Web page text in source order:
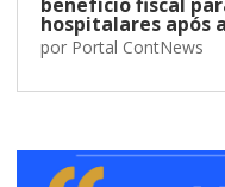
hospitalares após
por Portal ContNews